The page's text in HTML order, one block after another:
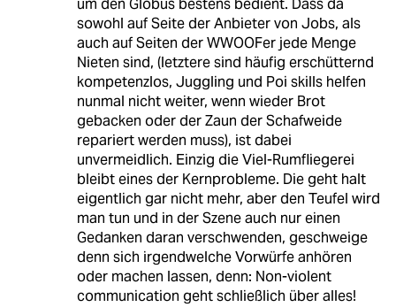
um den Globus bestens bedient. Dass da
sowohl auf Seite der Anbieter von Jobs, als
auch auf Seiten der WWOOFer jede Menge
Nieten sind, (letztere sind häufig erschütternd
kompetenzlos, Juggling und Poi skills helfen
nunmal nicht weiter, wenn wieder Brot
gebacken oder der Zaun der Schafweide
repariert werden muss), ist dabei
unvermeidlich. Einzig die Viel-Rumfliegerei
bleibt eines der Kernprobleme. Die geht halt
eigentlich gar nicht mehr, aber den Teufel wird
man tun und in der Szene auch nur einen
Gedanken daran verschwenden, geschweige
denn sich irgendwelche Vorwürfe anhören
oder machen lassen, denn: Non-violent
communication geht schließlich über alles!